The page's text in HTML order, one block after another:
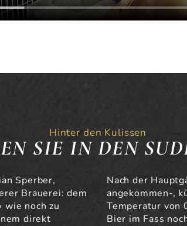
Hinter den Kulissen
SIE IN DEN
Sperber,
Brauerei: dem
wie noch zu
direkt
Nach der
angekommen-,
Temperatur von
Bier im Fass